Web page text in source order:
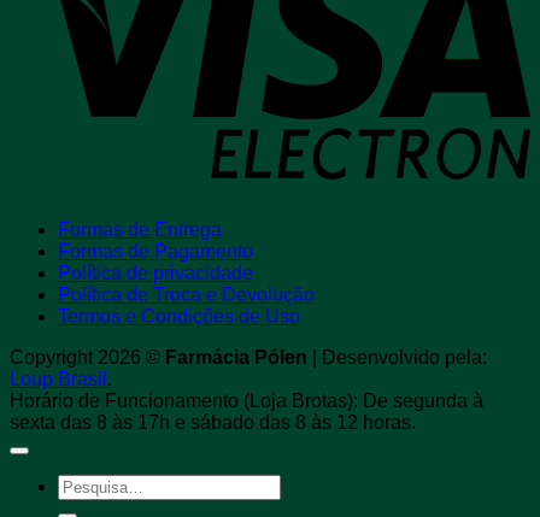
Formas de Entrega
Formas de Pagamento
Política de privacidade
Política de Troca e Devolução
Termos e Condições de Uso
Copyright 2026 © Farmácia Pólen | Desenvolvido pela:
Loup Brasil .
Horário de Funcionamento (Loja Brotas): De segunda à
sexta das 8 às 17h e sábado das 8 às 12 horas.
Pesquisar
por: